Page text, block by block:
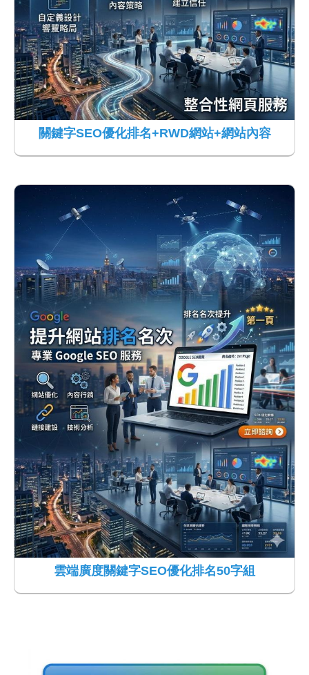
關鍵字SEO優化排名+RWD網站+網站內容
雲端廣度關鍵字SEO優化排名50字組